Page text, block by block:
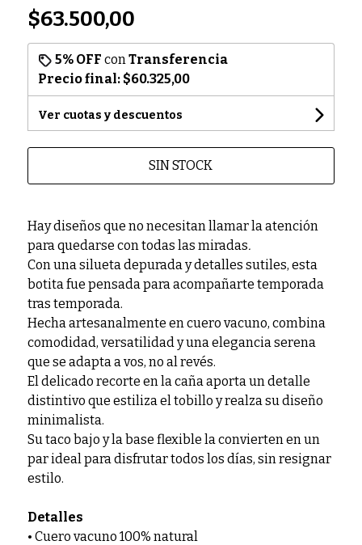
$63.500,00
5% OFF con Transferencia
Precio final: $60.325,00
Ver cuotas y descuentos
SIN STOCK
Hay diseños que no necesitan llamar la atención
para quedarse con todas las miradas.
Con una silueta depurada y detalles sutiles, esta
botita fue pensada para acompañarte temporada
tras temporada.
Hecha artesanalmente en cuero vacuno, combina
comodidad, versatilidad y una elegancia serena
que se adapta a vos, no al revés.
El delicado recorte en la caña aporta un detalle
distintivo que estiliza el tobillo y realza su diseño
minimalista.
Su taco bajo y la base flexible la convierten en un
par ideal para disfrutar todos los días, sin resignar
estilo.
Detalles
• Cuero vacuno 100% natural